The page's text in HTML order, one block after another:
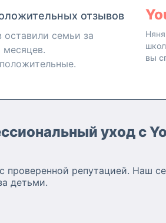
отзывов
оставили семьи за
месяцев.
вы
уход с
репутацией. Наш
детьми.